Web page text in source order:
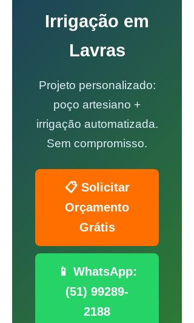
Irrigação em
Lavras
Projeto personalizado:
poço artesiano +
irrigação automatizada.
Sem compromisso.
📋 Solicitar
Orçamento
Grátis
📱 WhatsApp:
(51) 99289-
2188